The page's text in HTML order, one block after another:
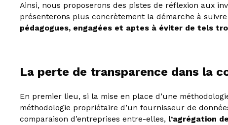
Ainsi, nous proposerons des pistes de réflexion aux
présenterons plus concrètement la démarche à
pédagogues, engagées et aptes à éviter de tels
La perte de transparence dans la
En premier lieu, si la mise en place d’une
méthodologie propriétaire d’un fournisseur de
comparaison d’entreprises entre-elles, l’agrégation